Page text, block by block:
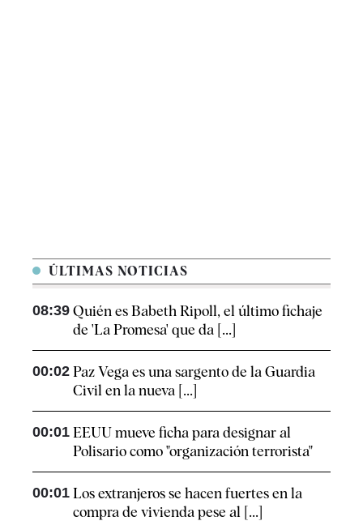
ÚLTIMAS NOTICIAS
08:39 Quién es Babeth Ripoll, el último fichaje
de 'La Promesa' que da [...]
00:02 Paz Vega es una sargento de la Guardia
Civil en la nueva [...]
00:01 EEUU mueve ficha para designar al
Polisario como "organización terrorista"
00:01 Los extranjeros se hacen fuertes en la
compra de vivienda pese al [...]